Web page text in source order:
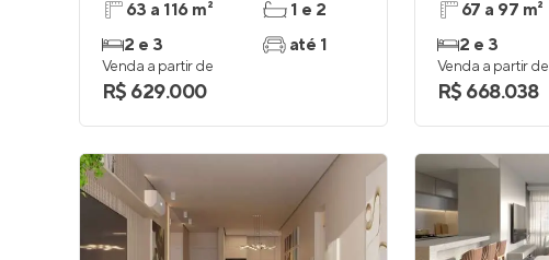
63 a 116 m²
2 e 3
1 e 2
até 1
Venda a partir de
R$ 629.000
67 a 97 m²
2 e 3
Venda a partir de
R$ 668.038